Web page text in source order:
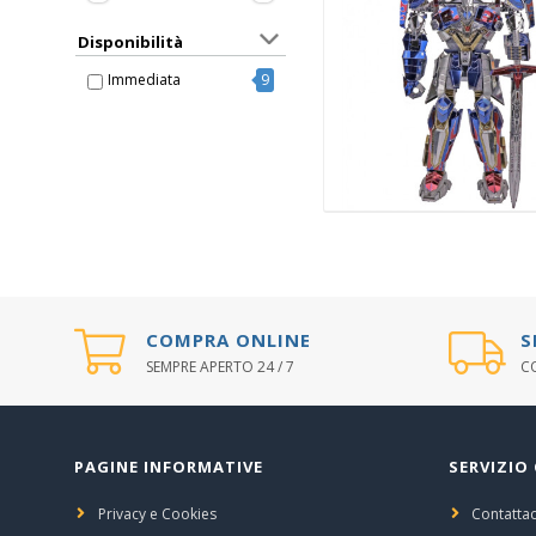
MINUTERIE
GT - LMP
RALLY
Disponibilità
Immediata 9
COMPRA ONLINE
SEMPRE APERTO 24 / 7
PAGINE INFORMATIVE
Privacy e Cookies
SERVIZIO